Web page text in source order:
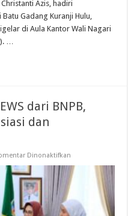
Azis, hadiri
Gadang Kuranji Hulu,
di Aula Kantor Wali Nagari
…
dari BNPB,
dan
Dinonaktifkan
Bantuan
Sirine
EWS
BNPB,
Bupati